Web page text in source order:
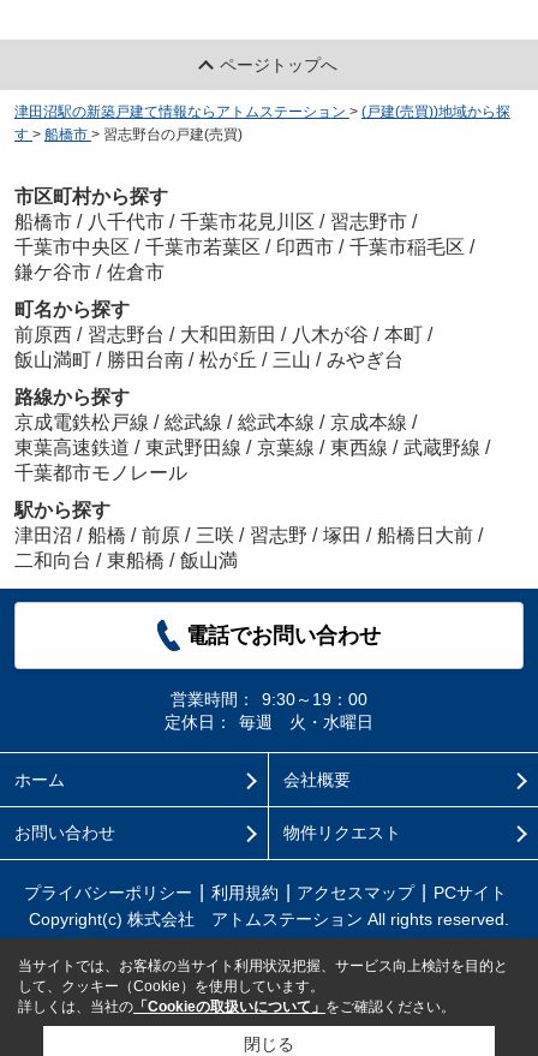
ページトップへ
津田沼駅の新築戸建て情報ならアトムステーション > (戸建(売買))地域から探
す > 船橋市 > 習志野台の戸建(売買)
市区町村から探す
船橋市 / 八千代市 / 千葉市花見川区 / 習志野市 /
千葉市中央区 / 千葉市若葉区 / 印西市 / 千葉市稲毛区 /
鎌ケ谷市 / 佐倉市
町名から探す
前原西 / 習志野台 / 大和田新田 / 八木が谷 / 本町 /
飯山満町 / 勝田台南 / 松が丘 / 三山 / みやぎ台
路線から探す
京成電鉄松戸線 / 総武線 / 総武本線 / 京成本線 /
東葉高速鉄道 / 東武野田線 / 京葉線 / 東西線 / 武蔵野線 /
千葉都市モノレール
駅から探す
津田沼 / 船橋 / 前原 / 三咲 / 習志野 / 塚田 / 船橋日大前 /
二和向台 / 東船橋 / 飯山満
電話でお問い合わせ
営業時間：
9:30～19：00
定休日：
毎週 火・水曜日
ホーム 会社概要
お問い合わせ 物件リクエスト
プライバシーポリシー 利用規約 アクセスマップ
PCサイト
Copyright(c) 株式会社 アトムステーション All rights reserved.
当サイトでは、お客様の当サイト利用状況把握、サービス向上検討を目的と
して、クッキー（Cookie）を使用しています。
詳しくは、当社の 「Cookieの取扱いについて」 をご確認ください。
閉じる